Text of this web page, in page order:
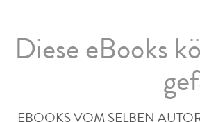
Diese eBooks
EBOOKS VOM SELBEN